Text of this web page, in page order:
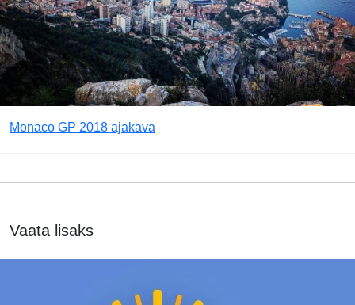
Monaco GP 2018 ajakava
Vaata lisaks